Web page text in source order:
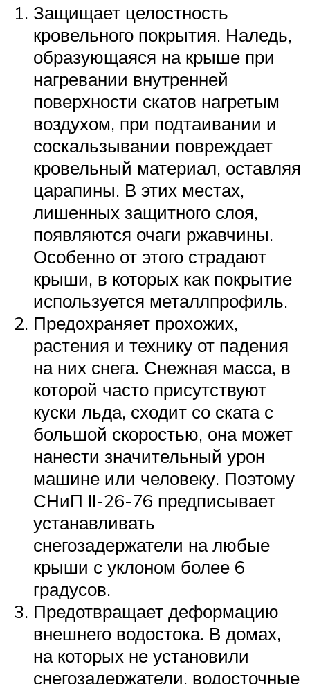
Защищает целостность
кровельного покрытия. Наледь,
образующаяся на крыше при
нагревании внутренней
поверхности скатов нагретым
воздухом, при подтаивании и
соскальзывании повреждает
кровельный материал, оставляя
царапины. В этих местах,
лишенных защитного слоя,
появляются очаги ржавчины.
Особенно от этого страдают
крыши, в которых как покрытие
используется металлпрофиль.
Предохраняет прохожих,
растения и технику от падения
на них снега. Снежная масса, в
которой часто присутствуют
куски льда, сходит со ската с
большой скоростью, она может
нанести значительный урон
машине или человеку. Поэтому
СНиП II-26-76 предписывает
устанавливать
снегозадержатели на любые
крыши с уклоном более 6
градусов.
Предотвращает деформацию
внешнего водостока. В домах,
на которых не установили
снегозадержатели, водосточные